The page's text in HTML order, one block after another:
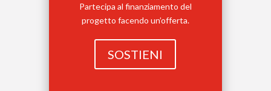
Partecipa al finanziamento del
progetto facendo un’offerta.
SOSTIENI